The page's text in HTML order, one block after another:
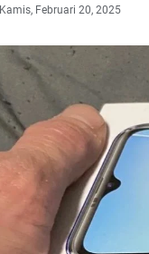
Kamis, Februari 20, 2025